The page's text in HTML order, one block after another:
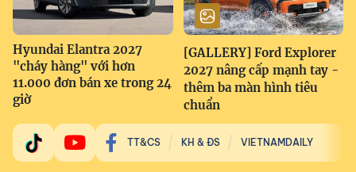
Hyundai Elantra 2027
"cháy hàng" với hơn
11.000 đơn bán xe trong 24
giờ
[GALLERY] Ford Explorer
2027 nâng cấp mạnh tay -
thêm ba màn hình tiêu
chuẩn
TT&CS KH & ĐS VIETNAMDAILY